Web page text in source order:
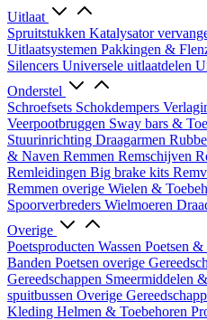
Uitlaat
Spruitstukken Katalysator
Uitlaatsystemen Pakkingen &
Silencers Universele uitlaatdelen
Onderstel
Schroefsets Schokdempers
Veerpootbruggen Sway bars &
Stuurinrichting Draagarmen
& Naven Remmen Remschijven
Remleidingen Big brake kits
Remmen overige Wielen &
Spoorverbreders Wielmoeren
Overige
Poetsproducten Wassen Poetsen &
Banden Poetsen overige
Gereedschappen Smeermiddelen
spuitbussen Overige
Kleding Helmen & Toebehoren